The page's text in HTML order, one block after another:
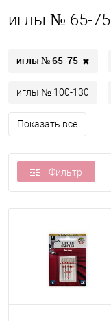
иглы № 65-75
иглы № 65-75 ✖
иглы № 100-130
Показать все
Фильтр